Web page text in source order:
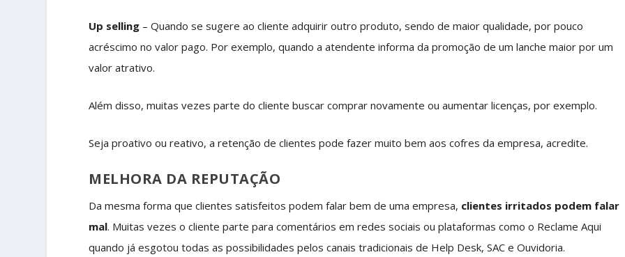
Up selling – Quando se sugere ao cliente adquirir outro produto, sendo de maior qualidade, por pouco
acréscimo no valor pago. Por exemplo, quando a atendente informa da promoção de um lanche maior por um
valor atrativo.
Além disso, muitas vezes parte do cliente buscar comprar novamente ou aumentar licenças, por exemplo.
Seja proativo ou reativo, a retenção de clientes pode fazer muito bem aos cofres da empresa, acredite.
MELHORA DA REPUTAÇÃO
Da mesma forma que clientes satisfeitos podem falar bem de uma empresa, clientes irritados podem falar
mal. Muitas vezes o cliente parte para comentários em redes sociais ou plataformas como o Reclame Aqui
quando já esgotou todas as possibilidades pelos canais tradicionais de Help Desk, SAC e Ouvidoria.